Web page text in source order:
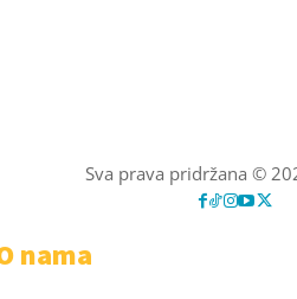
Sva prava pridržana ©
nama